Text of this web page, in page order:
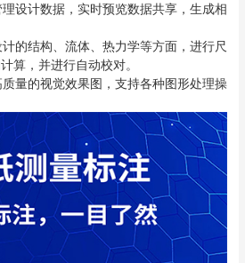
计数据，实时预览数据共享，生成相
结构、流体、热力学等方面，进行尺
算，并进行自动校对。
的视觉效果图，支持各种图形处理操